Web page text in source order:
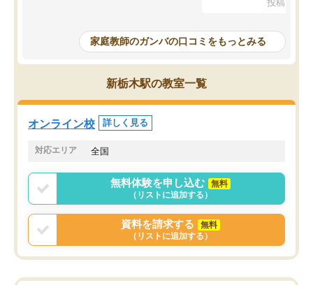
めて1年ほどだった今では平均点以上の
科目が増えてきました！あと1年受験ま
であるので無料の週末教室を使用しな
がら頑張って欲しいと思います！
指導が無い日も予定表
問できるのでとても助か
投稿日：
家庭教師のガンバの口コミをもっとみる
新栃木駅の教室一覧
オンライン校 詳しく見る
対応エリア 全国
無料体験を申し込む
無料
（リストに追加する）
資料を請求する
無料
（リストに追加する）